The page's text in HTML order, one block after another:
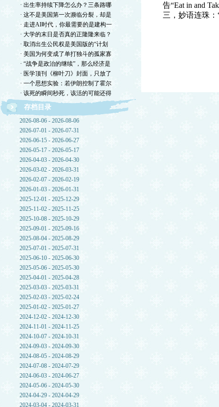
· 出生率持续下降怎么办？三条路哪
· 这不是美国第一次濒临分裂，却是
· 走进AI时代，你最需要的是建构一
· 大学的末日是否真的正隆隆来临？
· 取消出生公民权是美国版的“计划
· 美国为何变成了单打独斗的孤家寡
· “战争是政治的继续”，那么经济是
· 医学顶刊《柳叶刀》封面，只放了
· 一个思想实验：若伊朗控制了霍尔
· 该死的瞬间秒死，该活的可能还得
存档目录
2026-08-06 - 2026-08-06
2026-07-01 - 2026-07-31
2026-06-15 - 2026-06-27
2026-05-17 - 2026-05-17
2026-04-03 - 2026-04-30
2026-03-02 - 2026-03-31
2026-02-07 - 2026-02-19
2026-01-03 - 2026-01-31
2025-12-01 - 2025-12-29
2025-11-02 - 2025-11-25
2025-10-08 - 2025-10-29
2025-09-01 - 2025-09-16
2025-08-04 - 2025-08-29
2025-07-01 - 2025-07-31
2025-06-10 - 2025-06-30
2025-05-06 - 2025-05-30
2025-04-01 - 2025-04-28
2025-03-03 - 2025-03-31
2025-02-03 - 2025-02-24
2025-01-02 - 2025-01-27
2024-12-02 - 2024-12-30
2024-11-01 - 2024-11-25
2024-10-07 - 2024-10-31
2024-09-03 - 2024-09-30
2024-08-05 - 2024-08-29
2024-07-08 - 2024-07-29
2024-06-03 - 2024-06-27
2024-05-06 - 2024-05-30
2024-04-29 - 2024-04-29
2024-03-04 - 2024-03-31
告“Eat in and
三，妙语连珠：